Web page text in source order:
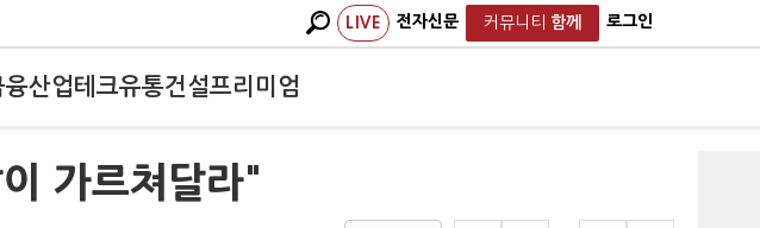
LIVE 전자신문 커뮤니티 함께 로그인
융산업테크유통건설프리미엄
가르쳐달라"